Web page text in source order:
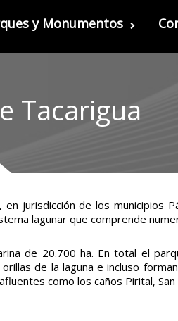
y Monumentos
Tacarigua
jurisdicción de los municipios
lagunar que comprende
de 20.700 ha. En total el
de la laguna e incluso
como los caños Pirital, San